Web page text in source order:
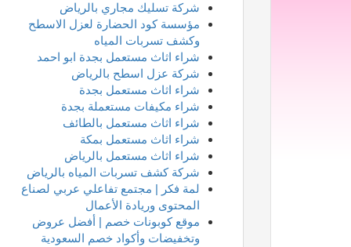
شركة تسليك مجاري بالرياض
مؤسسة كود الحضارة لعزل الاسطح
وكشف تسربات المياه
شراء اثاث مستعمل بجدة ابو احمد
شركة عزل اسطح بالرياض
شراء اثاث مستعمل بجدة
شراء مكيفات مستعملة بجدة
شراء اثاث مستعمل بالطائف
شراء اثاث مستعمل بمكة
شراء اثاث مستعمل بالرياض
شركة كشف تسربات المياه بالرياض
لمة فكر | مجتمع تفاعلي عربي لصناع
المحتوى وريادة الأعمال
موقع كوبونات خصم | أفضل عروض
وتخفيضات وأكواد خصم السعودية